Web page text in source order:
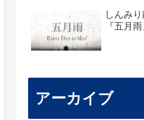
しんみ
『五月雨
アーカイブ